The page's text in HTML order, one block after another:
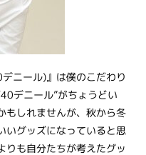
ニール)』は僕のこだわり
デニール”がちょうどい
もしれませんが、秋から冬
いグッズになっていると思
りも自分たちが考えたグッ